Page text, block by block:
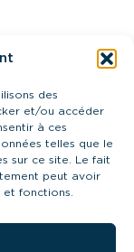
des
et/ou accéder
à ces
telles que le
sur ce site. Le fait
peut avoir
fonctions.